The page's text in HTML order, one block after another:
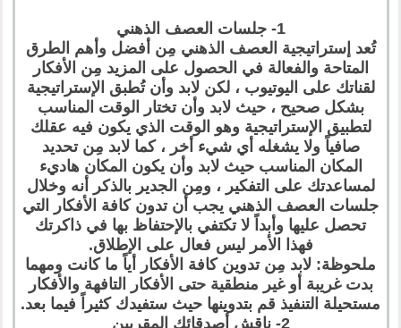
1- جلسات العصف الذهني
تُعد إستراتيجية العصف الذهني مِن أفضل وأهم الطرق
المتاحة والفعالة في الحصول على المزيد مِن الأفكار
لقناتك على اليوتيوب ، لكن لابد وأن تُطبق الإستراتيجية
بشكل صحيح ، حيث لابد وأن تختار الوقت المناسب
لتطبيق الإستراتيجية وهو الوقت الذي يكون فيه عقلك
صافياً ولا يشغله أي شيء أخر ، كما لابد مِن تحديد
المكان المناسب حيث لابد وأن يكون المكان هاديء
لمساعدتك على التفكير ، ومِن الجدير بالذكر أنه وخلال
جلسات العصف الذهني يجب أن تدون كافة الأفكار التي
تحصل عليها وأبداً لا تكتفي بالإحتفاظ بها في ذاكرتك
فهذا الأمر ليس فعال على الإطلاق.
ملحوظة: لابد مِن تدوين كافة الأفكار أياً ما كانت ومهما
بدت غريبة أو غير منطقية حتى الأفكار التافهة والأفكار
مستحيلة التنفيذ قم بتدوينها حيث ستفيدك كثيراً فيما بعد.
2- ناقش أصدقائك المقربين